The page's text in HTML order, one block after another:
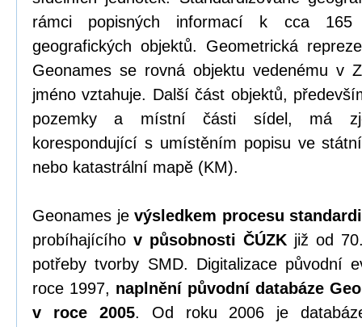
rámci popisných informací k cca 165
geografických objektů. Geometrická
Geonames se rovná objektu vedenému v
jméno vztahuje. Další část objektů,
pozemky a místní části sídel, má
korespondující s umístěním popisu ve
nebo katastrální mapě (KM).
Geonames je výsledkem procesu
probíhajícího v působnosti ČÚZK již od
potřeby tvorby SMD. Digitalizace původní
roce 1997, naplnění původní databáze
v roce 2005. Od roku 2006 je